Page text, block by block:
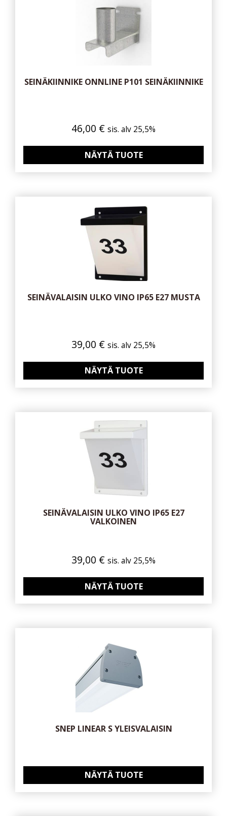
SEINÄKIINNIKE ONNLINE P101 SEINÄKIINNIKE
46,00 € sis. alv 25,5%
NÄYTÄ TUOTE
SEINÄVALAISIN ULKO VINO IP65 E27 MUSTA
39,00 € sis. alv 25,5%
NÄYTÄ TUOTE
SEINÄVALAISIN ULKO VINO IP65 E27
VALKOINEN
39,00 € sis. alv 25,5%
NÄYTÄ TUOTE
SNEP LINEAR S YLEISVALAISIN
NÄYTÄ TUOTE